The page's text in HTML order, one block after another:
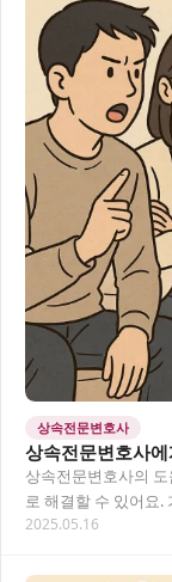
상속전문변호사
상속전문변호사
상속전문변호사의
로 해결할 수 있어요.
필요한 이유와 해결
2025.05.16